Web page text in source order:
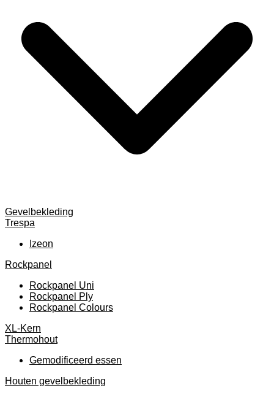
Gevelbekleding
Trespa
Izeon
Rockpanel
Rockpanel Uni
Rockpanel Ply
Rockpanel Colours
XL-Kern
Thermohout
Gemodificeerd essen
Houten gevelbekleding